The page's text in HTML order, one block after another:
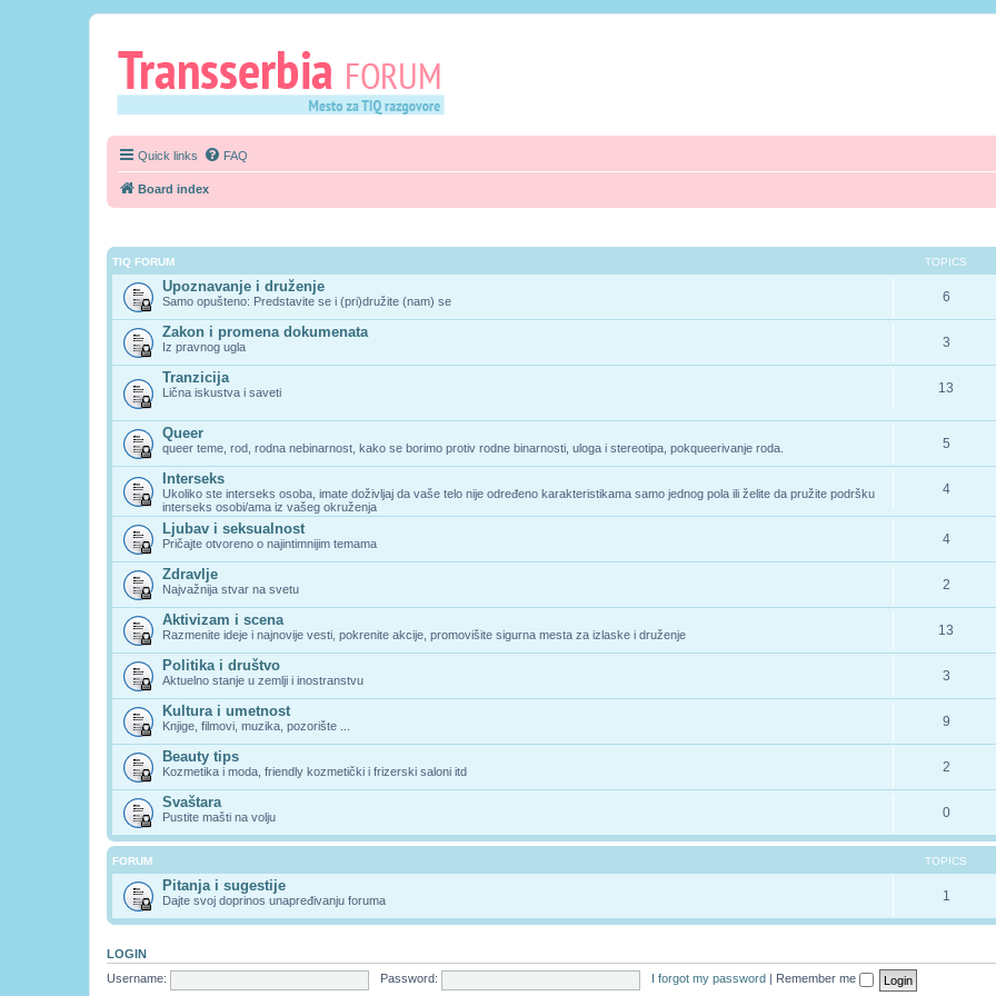
Quick links FAQ
Board index
TIQ FORUM TOPICS
Upoznavanje i druženje
Samo opušteno: Predstavite se i (pri)družite (nam) se 6
Zakon i promena dokumenata
Iz pravnog ugla 3
Tranzicija
Lična iskustva i saveti 13
Queer
queer teme, rod, rodna nebinarnost, kako se borimo protiv rodne binarnosti, uloga i stereotipa, pokqueerivanje roda. 5
Interseks
Ukoliko ste interseks osoba, imate doživljaj da vaše telo nije određeno karakteristikama samo jednog pola ili želite da pružite podršku
interseks osobi/ama iz vašeg okruženja
4
Ljubav i seksualnost
Pričajte otvoreno o najintimnijim temama 4
Zdravlje
Najvažnija stvar na svetu 2
Aktivizam i scena
Razmenite ideje i najnovije vesti, pokrenite akcije, promovišite sigurna mesta za izlaske i druženje 13
Politika i društvo
Aktuelno stanje u zemlji i inostranstvu 3
Kultura i umetnost
Knjige, filmovi, muzika, pozorište ... 9
Beauty tips
Kozmetika i moda, friendly kozmetički i frizerski saloni itd 2
Svaštara
Pustite mašti na volju 0
FORUM TOPICS
Pitanja i sugestije
Dajte svoj doprinos unapređivanju foruma 1
LOGIN
Username:
Password: I forgot my password Remember me